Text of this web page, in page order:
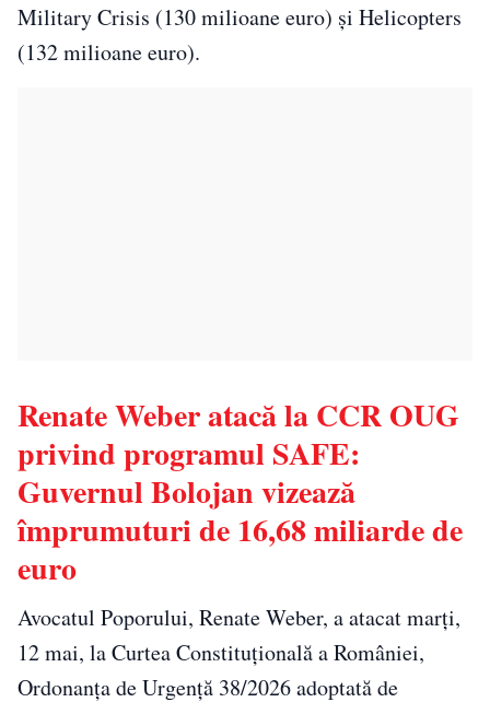
Military Crisis (130 milioane euro) și Helicopters
(132 milioane euro).
Renate Weber atacă la CCR OUG
privind programul SAFE:
Guvernul Bolojan vizează
împrumuturi de 16,68 miliarde de
euro
Avocatul Poporului, Renate Weber, a atacat marți,
12 mai, laCurtea Constituțională a României,
Ordonanța de Urgență 38/2026 adoptată de